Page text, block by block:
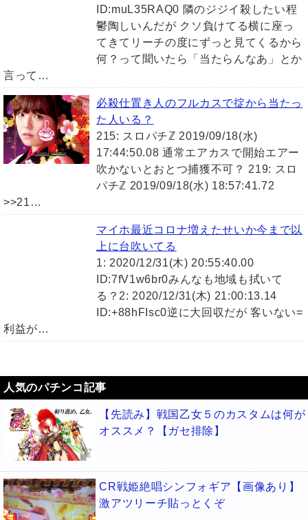
ID:muL35RAQ0 隣のジジイ殺したい程
鬱陶しいんだが クソ負けてる横に座っ
てきてリーチの度にずっと見てくるから
何？って聞いたら「当たらんなあ」とか
言って…
必殺仕置き人のフルカスで掟から当たっ
た人いる？
215: スロパチℤ 2019/09/18(水)
17:44:50.08 通常エアカスで開始エアー
吹かないとおとつ捕獲不可？ 219: スロ
パチℤ 2019/09/18(水) 18:57:41.72
>>21…
マイホ最近コロナ増えたせいか今まで以
上に台吹いてる
1: 2020/12/31(木) 20:55:40.00
ID:7fV1w6br0みんなも地域も拭いて
る？2: 2020/12/31(木) 21:00:13.14
ID:+88hFIsc0逆に大回収だが 客いない=
利益が…
人気のパチンコ記事
【先読み】戦国乙女５のカスタムは何が
オススメ？【ガセ排除】
CR戦姫絶唱シンフォギア【画像あり】
激アツリーチ貼っとくぞ